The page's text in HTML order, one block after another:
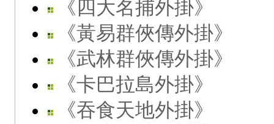
《四大名捕外掛》
《黃易群俠傳外掛》
《武林群俠傳外掛》
《卡巴拉島外掛》
《吞食天地外掛》